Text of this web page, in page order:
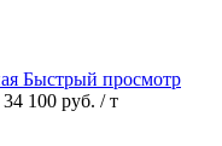
Быстрый просмотр
34 100 руб. / т